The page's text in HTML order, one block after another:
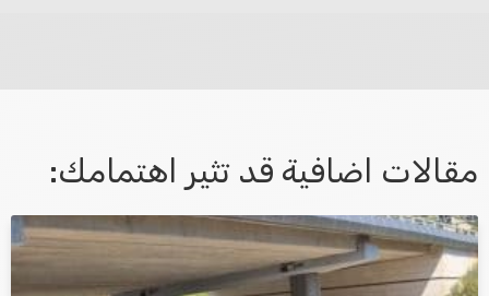
אני מאשר/ת קבלת דיוור במייל ושימוש בפרטים בהתאם
למדיניות הפרטיות
مقالات اضافية قد تثير اهتمامك: